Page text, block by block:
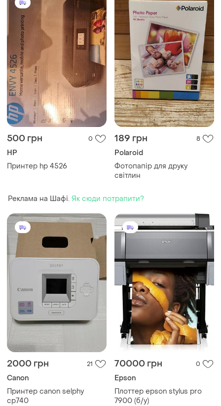
500 грн 0
HP
Принтер hp 4526
189 грн 8
Polaroid
Фотопапір для друку
світлин
Реклама на Шафі. Як сюди потрапити?
2000 грн 21
Canon
Принтер canon selphy
cp740
70000 грн 0
Epson
Плоттер epson stylus pro
7900 (б/у)